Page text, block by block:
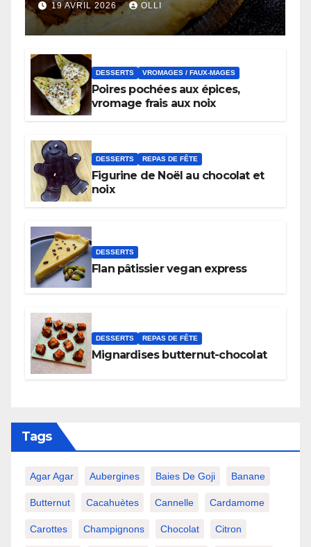
19 AVRIL 2026 OLLI
DESSERTS VROMAGES / FAUX-MAGES
Poires pochées aux épices,
vromage frais aux noix
DESSERTS REPAS DE FÊTE
Figurine de Noël au chocolat et
noix
DESSERTS
Flan pâtissier vegan express
DESSERTS REPAS DE FÊTE
Mignardises butternut-chocolat
Tags
Agar Agar Aubergines Baies De Goji Banane
Butternut Cacahuètes Cannelle Cardamome
Carottes Champignons Chocolat Citron